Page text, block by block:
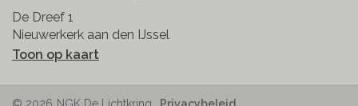
De Dreef 1
Nieuwerkerk aan den IJssel
Toon op kaart